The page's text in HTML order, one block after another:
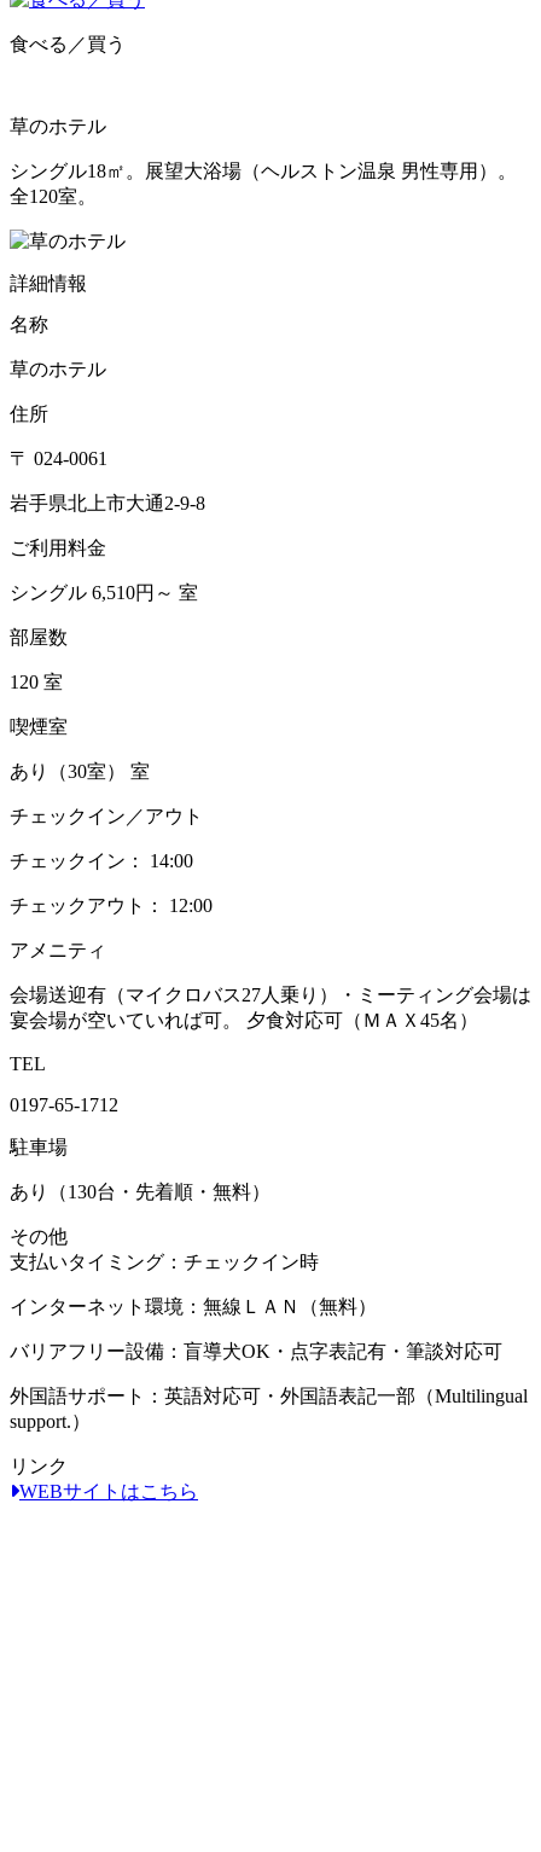
食べる／買う
草のホテル
シングル18㎡。展望大浴場（ヘルストン温泉 男性専用）。
全120室。
詳細情報
名称
草のホテル
住所
〒 024-0061
岩手県北上市大通2-9-8
ご利用料金
シングル 6,510円～ 室
部屋数
120 室
喫煙室
あり（30室） 室
チェックイン／アウト
チェックイン： 14:00
チェックアウト： 12:00
アメニティ
会場送迎有（マイクロバス27人乗り）・ミーティング会場は
宴会場が空いていれば可。 夕食対応可（ＭＡＸ45名）
TEL
0197-65-1712
駐車場
あり（130台・先着順・無料）
その他
支払いタイミング：チェックイン時
インターネット環境：無線ＬＡＮ（無料）
バリアフリー設備：盲導犬OK・点字表記有・筆談対応可
外国語サポート：英語対応可・外国語表記一部（Multilingual
support.）
リンク
WEBサイトはこちら